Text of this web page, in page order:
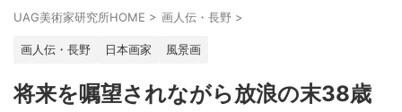
UAG美術家研究所HOME > 画人伝・長野 >
画人伝・長野 日本画家 風景画
将来を嘱望されながら放浪の末38歳